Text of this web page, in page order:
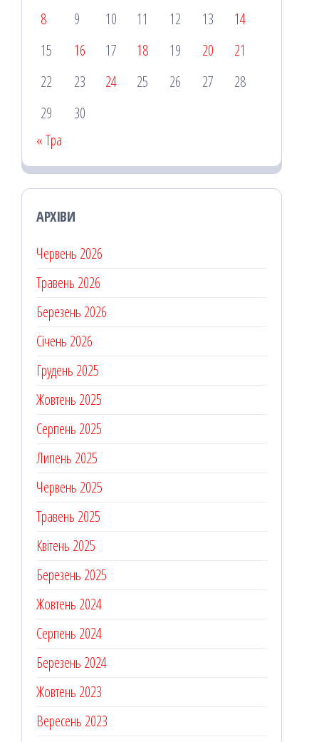
8
9 10 11 12 13
14
15
16 17 18 19 20
21
22
23 24 25 26 27
28
29
30
« Тра
АРХІВИ
Червень 2026
Травень 2026
Березень 2026
Січень 2026
Грудень 2025
Жовтень 2025
Серпень 2025
Липень 2025
Червень 2025
Травень 2025
Квітень 2025
Березень 2025
Жовтень 2024
Серпень 2024
Березень 2024
Жовтень 2023
Вересень 2023